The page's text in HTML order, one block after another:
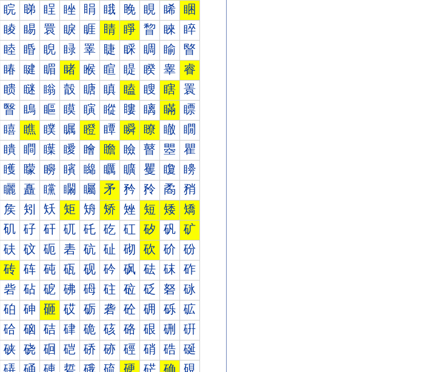
睆 睇 睈 睉 睊 睋 睌 睍 睎 睏
睖 睗 睘 睙 睚 睛 睜 睝 睞 睟
睦 睧 睨 睩 睪 睫 睬 睭 睮 睯
睶 睷 睸 睹 睺 睻 睼 睽 睾 睿
瞆 瞇 瞈 瞉 瞊 瞋 瞌 瞍 瞎 瞏
瞖 瞗 瞘 瞙 瞚 瞛 瞜 瞝 瞞 瞟
瞦 瞧 瞨 瞩 瞪 瞫 瞬 瞭 瞮 瞯
瞶 瞷 瞸 瞹 瞺 瞻 瞼 瞽 瞾 瞿
矆 矇 矈 矉 矊 矋 矌 矍 矎 矏
矖 矗 矘 矙 矚 矛 矜 矝 矞 矟
矦 矧 矨 矩 矪 矫 矬 短 矮 矯
矶 矷 矸 矹 矺 矻 矼 矽 矾 矿
砆 砇 砈 砉 砊 砋 砌 砍 砎 砏
砖 砗 砘 砙 砚 砛 砜 砝 砞 砟
砦 砧 砨 砩 砪 砫 砬 砭 砮 砯
砶 砷 砸 砹 砺 砻 砼 砽 砾 砿
硆 硇 硈 硉 硊 硋 硌 硍 硎 硏
硖 硗 硘 硙 硚 硛 硜 硝 硞 硟
硦 硧 硨 硩 硪 硫 硬 硭 确 硯